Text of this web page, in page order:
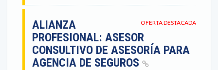
OFERTA DESTACADA
ALIANZA
PROFESIONAL: ASESOR
CONSULTIVO DE ASESORÍA PARA
AGENCIA DE SEGUROS